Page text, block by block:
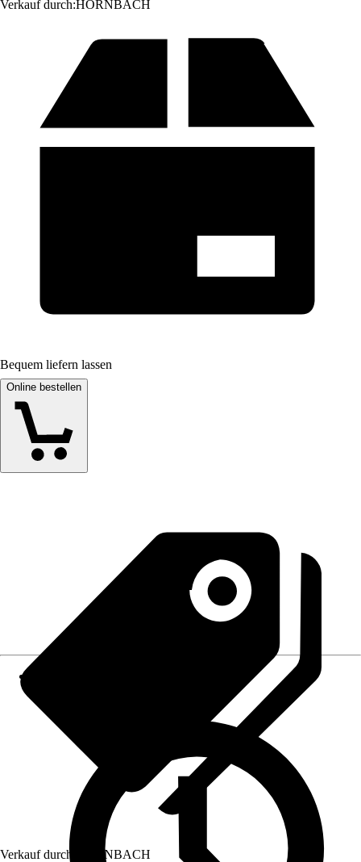
Verkauf durch:HORNBACH
Bequem liefern lassen
Online bestellen
Verkauf durch: HORNBACH